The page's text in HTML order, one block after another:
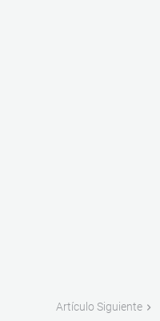
Artículo Siguiente